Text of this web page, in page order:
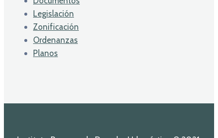
Legislación
Zonificación
Ordenanzas
Planos